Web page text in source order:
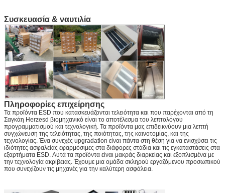
Συσκευασία & ναυτιλία
Πληροφορίες επιχείρησης
Τα προϊόντα ESD που κατασκευάζονται τελειότητα και που παρέχονται από τη
Σαγκάη Herzesd βιομηχανικό είναι το αποτέλεσμα του λεπτολόγου
προγραμματισμού και τεχνολογική. Τα προϊόντα μας επιδεικνύουν μια λεπτή
συγχώνευση της τελειότητας, της ποιότητας, της καινοτομίας, και της
τεχνολογίας. Ένα συνεχές upgradation είναι πάντα στη θέση για να ενισχύσει τις
ιδιότητες ασφαλείας εφαρμόσιμες στα διάφορες στάδια και τις εγκαταστάσεις στα
εξαρτήματα ESD. Αυτά τα προϊόντα είναι μακράς διαρκείας και εξοπλισμένα με
την τεχνολογία ακρίβειας. Έχουμε μια ομάδα σκληρού εργαζόμενου προσωπικού
που συνεχίζουν τις μηχανές για την καλύτερη ασφάλεια.